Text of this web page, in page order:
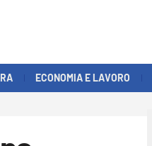
ECONOMIA E LAVORO